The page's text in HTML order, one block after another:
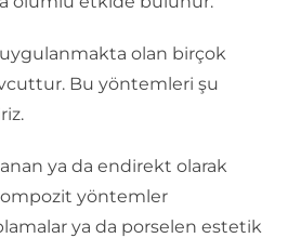
olan birçok
Bu yöntemleri şu
ya da endirekt olarak
yöntemler
ya da porselen estetik